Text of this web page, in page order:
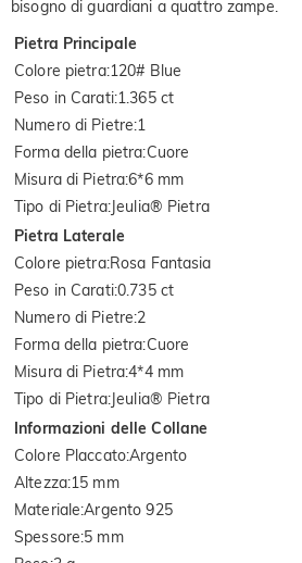
bisogno di guardiani a quattro zampe.
Pietra Principale
Colore pietra:120# Blue
Peso in Carati:1.365 ct
Numero di Pietre:1
Forma della pietra:Cuore
Misura di Pietra:6*6 mm
Tipo di Pietra:Jeulia® Pietra
Pietra Laterale
Colore pietra:Rosa Fantasia
Peso in Carati:0.735 ct
Numero di Pietre:2
Forma della pietra:Cuore
Misura di Pietra:4*4 mm
Tipo di Pietra:Jeulia® Pietra
Informazioni delle Collane
Colore Placcato:Argento
Altezza:15 mm
Materiale:Argento 925
Spessore:5 mm